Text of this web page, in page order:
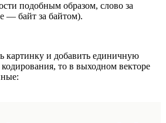
подобным образом, слово за
— байт за байтом).
картинку и добавить единичную
то в выходном векторе